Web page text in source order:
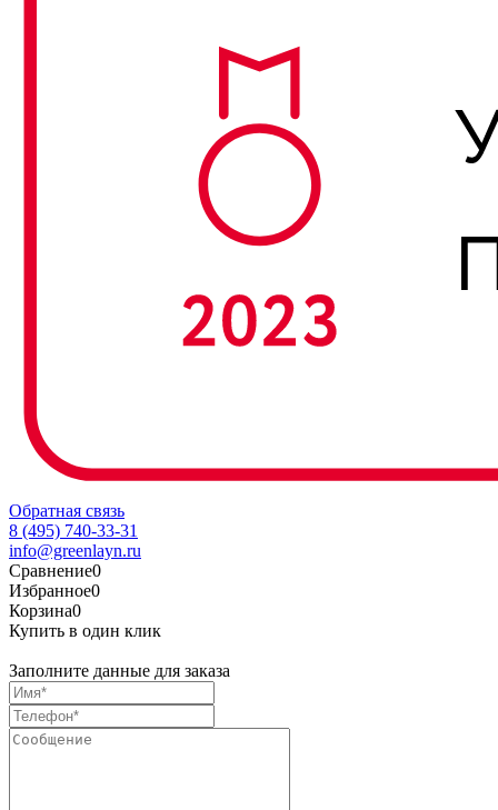
Обратная связь
8 (495) 740-33-31
info@greenlayn.ru
Сравнение0
Избранное0
Корзина0
Купить в один клик
Заполните данные для заказа